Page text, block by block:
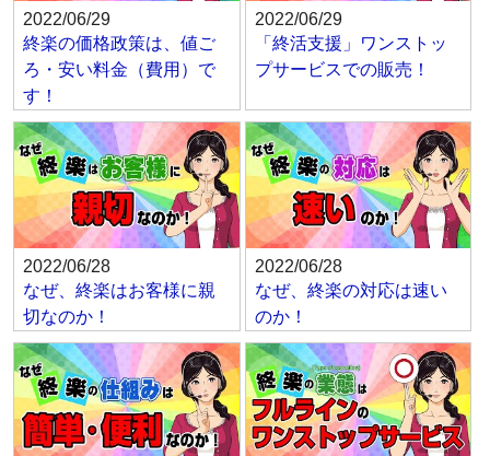
2022/06/29
終楽の価格政策は、値ご
ろ・安い料金（費用）で
す！
2022/06/29
「終活支援」ワンストッ
プサービスでの販売！
2022/06/28
なぜ、終楽はお客様に親
切なのか！
2022/06/28
なぜ、終楽の対応は速い
のか！